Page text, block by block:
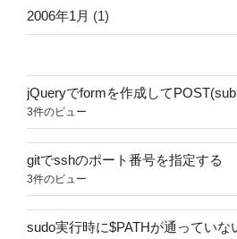
2006年1月 (1)
jQueryでformを作成して
3件のビュー
gitでsshのポート番号を指定する
3件のビュー
sudo実行時に$PATHが通っていな